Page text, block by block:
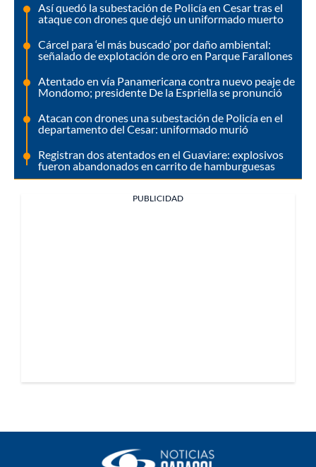
Así quedó la subestación de Policía en Cesar tras el
ataque con drones que dejó un uniformado muerto
Cárcel para ‘el más buscado’ por daño ambiental:
señalado de explotación de oro en Parque Farallones
Atentado en vía Panamericana contra nuevo peaje de
Mondomo; presidente De la Espriella se pronunció
Atacan con drones una subestación de Policía en el
departamento del Cesar: uniformado murió
Registran dos atentados en el Guaviare: explosivos
fueron abandonados en carrito de hamburguesas
PUBLICIDAD